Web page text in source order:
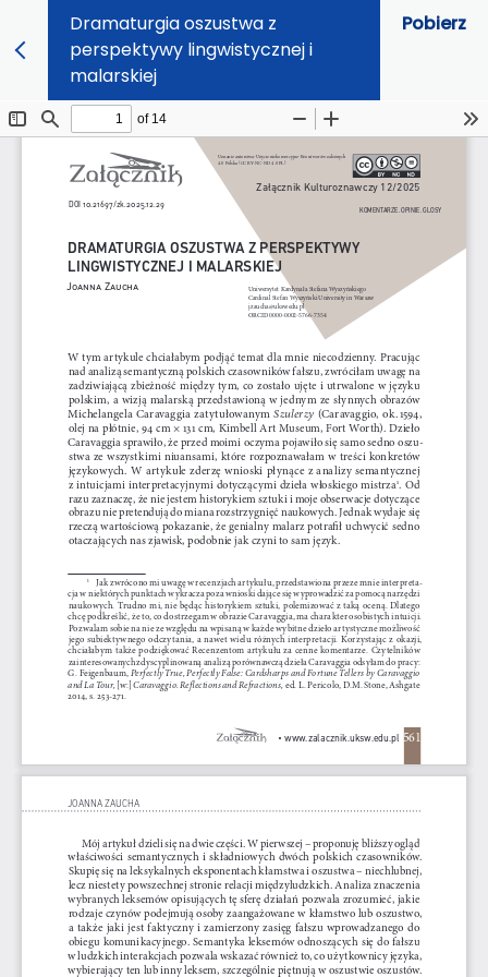
Dramaturgia oszustwa z
perspektywy lingwistycznej i
malarskiej
Pobierz